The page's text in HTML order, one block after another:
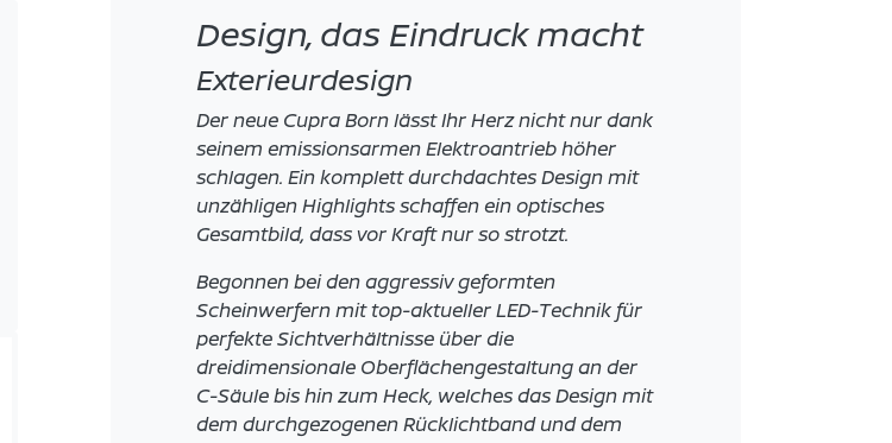
Design, das Eindruck macht
Exterieurdesign
Der neue Cupra Born lässt Ihr Herz nicht nur dank
seinem emissionsarmen Elektroantrieb höher
schlagen. Ein komplett durchdachtes Design mit
unzähligen Highlights schaffen ein optisches
Gesamtbild, dass vor Kraft nur so strotzt.
Begonnen bei den aggressiv geformten
Scheinwerfern mit top-aktueller LED-Technik für
perfekte Sichtverhältnisse über die
dreidimensionale Oberflächengestaltung an der
C-Säule bis hin zum Heck, welches das Design mit
dem durchgezogenen Rücklichtband und dem